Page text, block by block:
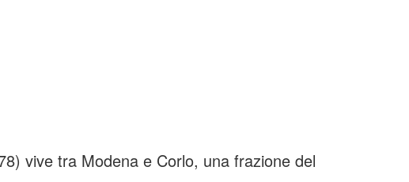
vive tra Modena e Corlo, una frazione del